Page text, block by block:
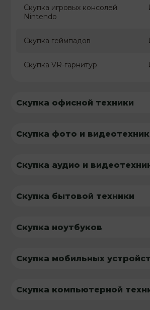
Скупка игровых консолей
Nintendo
Скупка геймпадов
Скупка VR-гарнитур
Скупка офисной техники
Скупка фото и
Скупка аудио и
Скупка бытовой техники
Скупка ноутбуков
Скупка мобильных
Скупка компьютерной